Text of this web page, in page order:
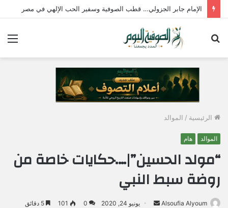
الإمام جابر الجزولي… قطب الصوفية وسفير الحب الإلهي في مصر
الرئيسية / الموالد
الموالد هام
“مولد الحسين”|….حكايات خاصة من
روضة سبط النبي
Alsoufia Alyoum يونيو 24, 2020 0
101